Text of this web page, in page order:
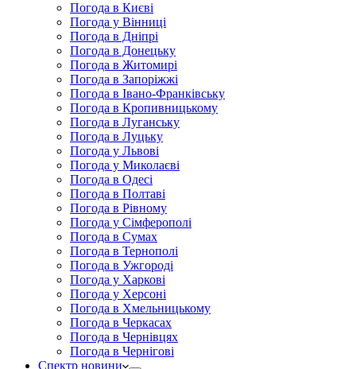
Погода в Києві
Погода у Вінниці
Погода в Дніпрі
Погода в Донецьку
Погода в Житомирі
Погода в Запоріжжі
Погода в Івано-Франківську
Погода в Кропивницькому
Погода в Луганську
Погода в Луцьку
Погода у Львові
Погода у Миколаєві
Погода в Одесі
Погода в Полтаві
Погода в Рівному
Погода у Сімферополі
Погода в Сумах
Погода в Тернополі
Погода в Ужгороді
Погода у Харкові
Погода у Херсоні
Погода в Хмельницькому
Погода в Черкасах
Погода в Чернівцях
Погода в Чернігові
Спектр новини